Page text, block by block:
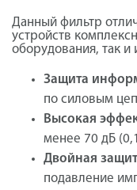
Данный фильтр
устройств
оборудования, так
Защита
по силовым
Высокая
менее 70 дБ
Двойная
подавление